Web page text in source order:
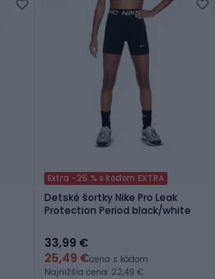
Extra -25 % s kódom EXTRA
Detské šortky Nike Pro Leak
Protection Period black/white
33,99 €
25,49 €cena s kódom
Najnižšia cena: 22,49 €